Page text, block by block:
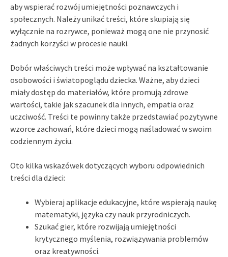
aby wspierać rozwój umiejętności poznawczych i
społecznych. Należy unikać treści, które skupiają się
wyłącznie na rozrywce, ponieważ mogą one nie przynosić
żadnych korzyści w procesie nauki.
Dobór właściwych treści może wpływać na kształtowanie
osobowości i światopoglądu dziecka. Ważne, aby dzieci
miały dostęp do materiałów, które promują zdrowe
wartości, takie jak szacunek dla innych, empatia oraz
uczciwość. Treści te powinny także przedstawiać pozytywne
wzorce zachowań, które dzieci mogą naśladować w swoim
codziennym życiu.
Oto kilka wskazówek dotyczących wyboru odpowiednich
treści dla dzieci:
Wybieraj aplikacje edukacyjne, które wspierają naukę
matematyki, języka czy nauk przyrodniczych.
Szukać gier, które rozwijają umiejętności
krytycznego myślenia, rozwiązywania problemów
oraz kreatywności.